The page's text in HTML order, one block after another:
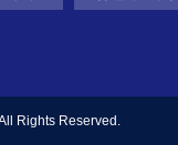
Rights Reserved.